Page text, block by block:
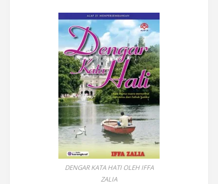
DENGAR KATA HATI OLEH IFFA
ZALIA